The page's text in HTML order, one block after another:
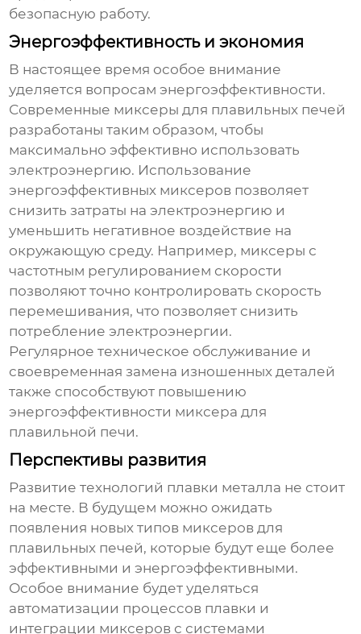
безопасную работу.
Энергоэффективность и экономия
В настоящее время особое внимание
уделяется вопросам энергоэффективности.
Современные миксеры для плавильных печей
разработаны таким образом, чтобы
максимально эффективно использовать
электроэнергию. Использование
энергоэффективных миксеров позволяет
снизить затраты на электроэнергию и
уменьшить негативное воздействие на
окружающую среду. Например, миксеры с
частотным регулированием скорости
позволяют точно контролировать скорость
перемешивания, что позволяет снизить
потребление электроэнергии.
Регулярное техническое обслуживание и
своевременная замена изношенных деталей
также способствуют повышению
энергоэффективности миксера для
плавильной печи.
Перспективы развития
Развитие технологий плавки металла не стоит
на месте. В будущем можно ожидать
появления новых типов миксеров для
плавильных печей, которые будут еще более
эффективными и энергоэффективными.
Особое внимание будет уделяться
автоматизации процессов плавки и
интеграции миксеров с системами